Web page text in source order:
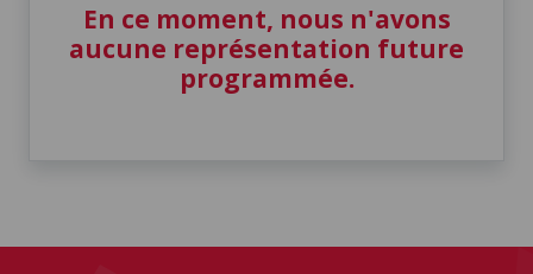
En ce moment, nous n'avons
aucune représentation future
programmée.